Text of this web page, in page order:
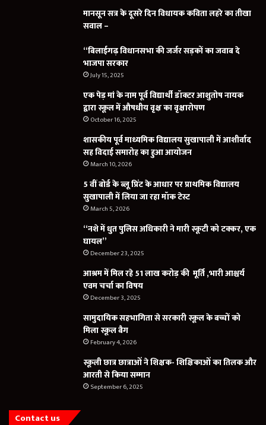
मानसून सत्र के दूसरे दिन विधायक कविता लहरे का तीखा
सवाल –
“बिलाईगढ़ विधानसभा की जर्जर सड़कों का जवाब दे
भाजपा सरकार
July 15, 2025
एक पेड़ मां के नाम पूर्व विद्यार्थी डॉक्टर आशुतोष नायक
द्वारा स्कूल में औषधीय वृक्ष का वृक्षारोपण
October 16, 2025
शासकीय पूर्व माध्यमिक विद्यालय सुखापाली में आशीर्वाद
सह विदाई समारोह का हुआ आयोजन
March 10, 2026
5 वीं बोर्ड के ब्लू प्रिंट के आधार पर प्राथमिक विद्यालय
सुखापाली में लिया जा रहा मॉक टेस्ट
March 5, 2026
“नशे में धुत पुलिस अधिकारी ने मारी स्कूटी को टक्कर, एक
घायल”
December 23, 2025
आश्रम में मिल रहे 51 लाख करोड़ की मूर्ति ,भारी आश्चर्य
एवम चर्चा का विषय
December 3, 2025
सामुदायिक सहभागिता से सरकारी स्कूल के बच्चों को
मिला स्कूल बैग
February 4, 2026
स्कूली छात्र छात्राओं ने शिक्षक- शिक्षिकाओं का तिलक और
आरती से किया सम्मान
September 6, 2025
Contact us